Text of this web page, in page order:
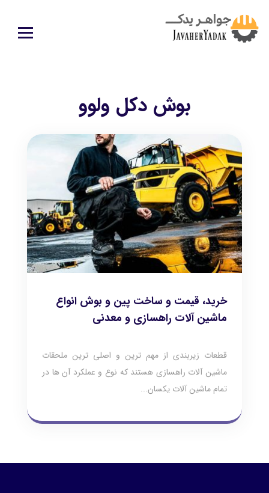
بوش دکل ولوو
خرید، قیمت و ساخت پین و بوش انواع
ماشین آلات راهسازی و معدنی
قطعات زیربندی از مهم ترین و اصلی ترین ملحقات
ماشین آلات راهسازی هستند که نوع و عملکرد آن ها در
تمام ماشین آلات یکسان...